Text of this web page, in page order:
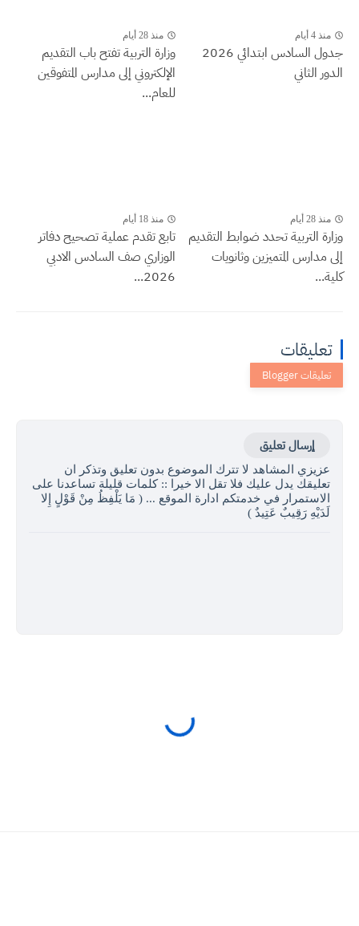
منذ 4 أيام
جدول السادس ابتدائي 2026
الدور الثاني
منذ 28 أيام
وزارة التربية تفتح باب التقديم
الإلكتروني إلى مدارس المتفوقين
للعام...
منذ 28 أيام
وزارة التربية تحدد ضوابط التقديم
إلى مدارس المتميزين وثانويات
كلية...
منذ 18 أيام
تابع تقدم عملية تصحيح دفاتر
الوزاري صف السادس الادبي
2026...
تعليقات
إرسال تعليق
عزيزي المشاهد لا تترك الموضوع بدون تعليق وتذكر ان
تعليقك يدل عليك فلا تقل الا خيرا :: كلمات قليلة تساعدنا على
الاستمرار في خدمتكم ادارة الموقع ... ( مَا يَلْفِظُ مِنْ قَوْلٍ إِلا
لَدَيْهِ رَقِيبٌ عَتِيدٌ )